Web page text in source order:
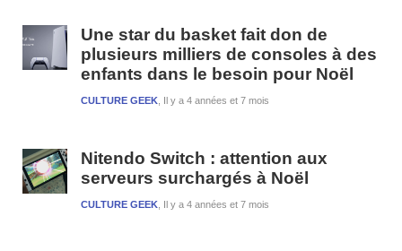
Une star du basket fait don de
plusieurs milliers de consoles à des
enfants dans le besoin pour Noël
Il y a 4 années et 7 mois
CULTURE GEEK
Nitendo Switch : attention aux
serveurs surchargés à Noël
Il y a 4 années et 7 mois
CULTURE GEEK